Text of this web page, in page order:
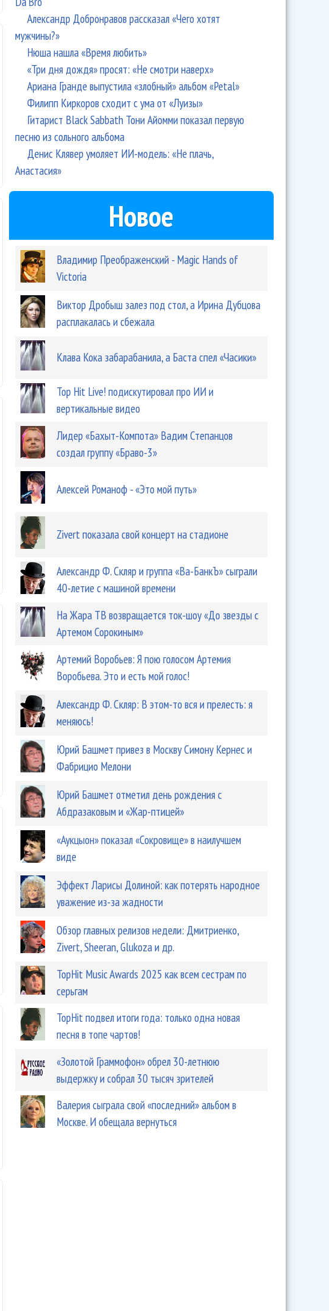
о Диана Арбенина воспела любовь: «Мы и есть любовь!»
о Обзор релизов недели: Майли Сайрус, Anna Asti, Ваня Дмитриенко,
Pharaoh...
о «It's Май Life»: под песни Юрия Шатунова окунуться в романтичные
о Лучшие новинки недели: Агутин, Marc Ribot, Anna Asti, ВИА Гра,
Борзов...
о Релизы недели: зачем Савичева стала рокером, а «Три дня дождя» не
Александр Добронравов рассказал «Чего хотят
мужчины?»
Нюша нашла «Время любить»
«Три дня дождя» просят: «Не смотри наверх»
Ариана Гранде выпустила «злобный» альбом «Petal»
Филипп Киркоров сходит с ума от «Луизы»
Гитарист Black Sabbath Тони Айомми показал первую
песню из сольного альбома
Денис Клявер умоляет ИИ-модель: «Не плачь,
Анастасия»
Новое
Владимир Преображенский - Magic Hands of
Victoria
Виктор Дробыш залез под стол, а Ирина Дубцова
расплакалась и сбежала
Клава Кока забарабанила, а Баста спел «Часики»
Top Hit Live! подискутировал про ИИ и
вертикальные видео
Лидер «Бахыт-Компота» Вадим Степанцов
создал группу «Браво-3»
Алексей Романоф - «Это мой путь»
Zivert показала свой концерт на стадионе
Александр Ф. Скляр и группа «Ва-БанкЪ» сыграли
40-летие с машиной времени
На Жара ТВ возвращается ток-шоу «До звезды с
Артемом Сорокиным»
Артемий Воробьев: Я пою голосом Артемия
Воробьева. Это и есть мой голос!
Александр Ф. Скляр: В этом-то вся и прелесть: я
меняюсь!
Юрий Башмет привез в Москву Симону Кернес и
Фабрицио Мелони
Юрий Башмет отметил день рождения с
Абдразаковым и «Жар-птицей»
«Аукцыон» показал «Сокровище» в наилучшем
виде
Эффект Ларисы Долиной: как потерять народное
уважение из-за жадности
Обзор главных релизов недели: Дмитриенко,
Zivert, Sheeran, Glukoza и др.
TopHit Music Awards 2025 как всем сестрам по
серьгам
TopHit подвел итоги года: только одна новая
песня в топе чартов!
«Золотой Граммофон» обрел 30-летнюю
выдержку и собрал 30 тысяч зрителей
Валерия сыграла свой «последний» альбом в
Москве. И обещала вернуться